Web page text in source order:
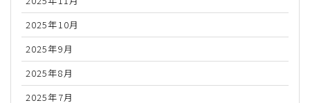
2025年10月
2025年9月
2025年8月
2025年7月